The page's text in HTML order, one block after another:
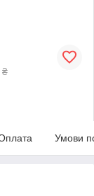
₴
Умови